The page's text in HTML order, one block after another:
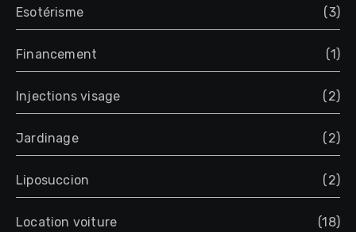
Esotérisme (3)
Financement (1)
Injections visage (2)
Jardinage (2)
Liposuccion (2)
Location voiture (18)